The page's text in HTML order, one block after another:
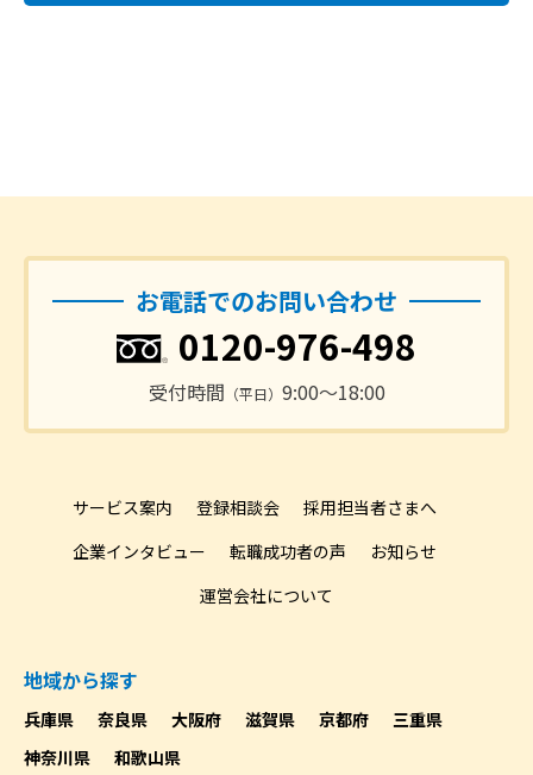
お電話でのお問い合わせ
0120-976-498
受付時間 （平日） 9:00〜18:00
サービス案内 登録相談会
採用担当者さまへ
企業インタビュー
転職成功者の声
お知らせ
運営会社について
地域から探す
兵庫県 奈良県 大阪府 滋賀県 京都府
三重県
神奈川県
和歌山県